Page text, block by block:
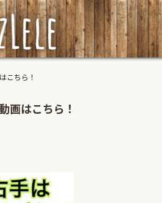
こちら！
画はこちら！